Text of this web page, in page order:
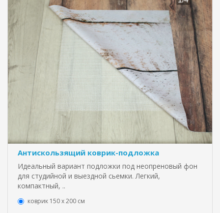
Антискользящий коврик-подложка
Идеальный вариант подложки под неопреновый фон
для студийной и выездной сьемки. Легкий,
компактный, ..
коврик 150 х 200 см